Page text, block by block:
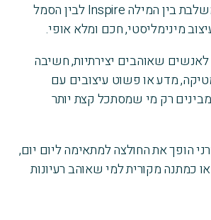
החולצה INSπRE משלבת בין המילה Inspire לבין הסמל
שאוהבים יצירתיות, חשיבה
מדע או פשוט עיצובים עם
רק מי שמסתכל קצת יותר
הופך את החולצה למתאימה ליום יום,
כמתנה מקורית למי שאוהב רעיונות